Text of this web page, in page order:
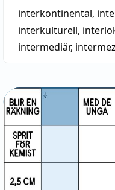
interkontinental,
interkulturell,
intermediär,